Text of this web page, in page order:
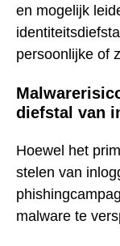
en mogelijk
persoonlijke of
diefstal van
Hoewel het
stelen van
malware te